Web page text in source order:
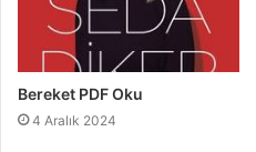
Bereket PDF Oku
4 Aralık 2024